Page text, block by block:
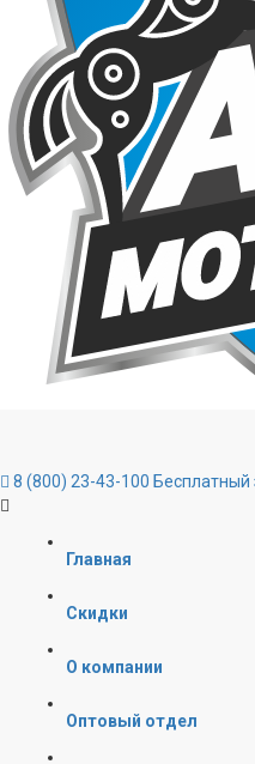
8 (800) 23-43-100 Бесплатный
Главная
Скидки
О компании
Оптовый отдел